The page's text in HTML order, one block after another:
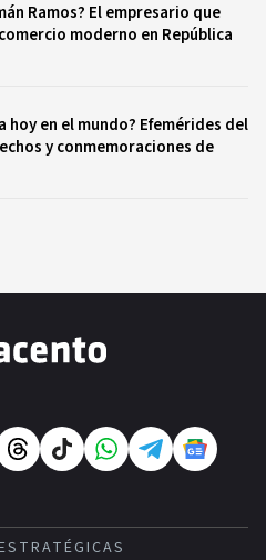
Ramos? El empresario que
moderno en República
hoy en el mundo? Efemérides del
y conmemoraciones de